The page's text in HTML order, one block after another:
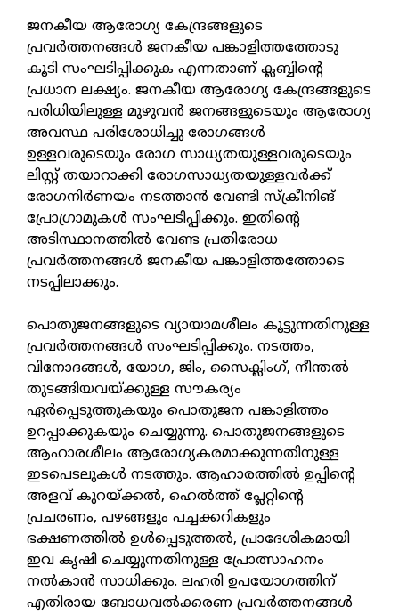
ജനകീയ ആരോഗ്യ കേന്ദ്രങ്ങളുടെ
പ്രവര്‍ത്തനങ്ങള്‍ ജനകീയ പങ്കാളിത്തത്തോടു
കൂടി സംഘടിപ്പിക്കുക എന്നതാണ് ക്ലബ്ബിന്റെ
പ്രധാന ലക്ഷ്യം. ജനകീയ ആരോഗ്യ കേന്ദ്രങ്ങളുടെ
പരിധിയിലുള്ള മുഴുവന്‍ ജനങ്ങളുടെയും ആരോഗ്യ
അവസ്ഥ പരിശോധിച്ചു രോഗങ്ങള്‍
ഉള്ളവരുടെയും രോഗ സാധ്യതയുള്ളവരുടെയും
ലിസ്റ്റ് തയാറാക്കി രോഗസാധ്യതയുള്ളവര്‍ക്ക്
രോഗനിര്‍ണയം നടത്താന്‍ വേണ്ടി സ്‌ക്രീനിങ്
പ്രോഗ്രാമുകള്‍ സംഘടിപ്പിക്കും. ഇതിന്റെ
അടിസ്ഥാനത്തില്‍ വേണ്ട പ്രതിരോധ
പ്രവര്‍ത്തനങ്ങള്‍ ജനകീയ പങ്കാളിത്തത്തോടെ
നടപ്പിലാക്കും.
പൊതുജനങ്ങളുടെ വ്യായാമശീലം കൂട്ടുന്നതിനുള്ള
പ്രവര്‍ത്തനങ്ങള്‍ സംഘടിപ്പിക്കും. നടത്തം,
വിനോദങ്ങള്‍, യോഗ, ജിം, സൈക്ലിംഗ്, നീന്തല്‍
തുടങ്ങിയവയ്ക്കുള്ള സൗകര്യം
ഏര്‍പ്പെടുത്തുകയും പൊതുജന പങ്കാളിത്തം
ഉറപ്പാക്കുകയും ചെയ്യുന്നു. പൊതുജനങ്ങളുടെ
ആഹാരശീലം ആരോഗ്യകരമാക്കുന്നതിനുള്ള
ഇടപെടലുകള്‍ നടത്തും. ആഹാരത്തില്‍ ഉപ്പിന്റെ
അളവ് കുറയ്ക്കല്‍, ഹെല്‍ത്ത് പ്ലേറ്റിന്റെ
പ്രചരണം, പഴങ്ങളും പച്ചക്കറികളും
ഭക്ഷണത്തില്‍ ഉള്‍പ്പെടുത്തല്‍, പ്രാദേശികമായി
ഇവ കൃഷി ചെയ്യുന്നതിനുള്ള പ്രോത്സാഹനം
നല്‍കാന്‍ സാധിക്കും. ലഹരി ഉപയോഗത്തിന്
എതിരായ ബോധവല്‍ക്കരണ പ്രവര്‍ത്തനങ്ങള്‍